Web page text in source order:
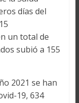
días del
un total de
subió a 155
2021 se han
19, 634